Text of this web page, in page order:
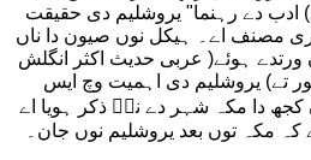
ادب دے رہنما" یروشلیم دی حقیقت
مصنف اے۔ ہیکل نوں صیون دا ناں
ورتدے ہوئے( عربی حدیث اکثر انگلش
تے) یروشلیم دی اہمیت وچ ایس
کجھ دا مکہ شہر دے ناؒ ذکر ہویا اے
مکہ توں بعد یروشلیم نوں جان۔